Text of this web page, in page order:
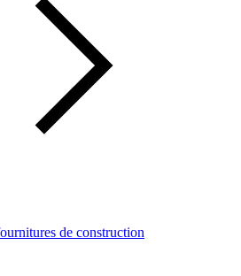
de construction